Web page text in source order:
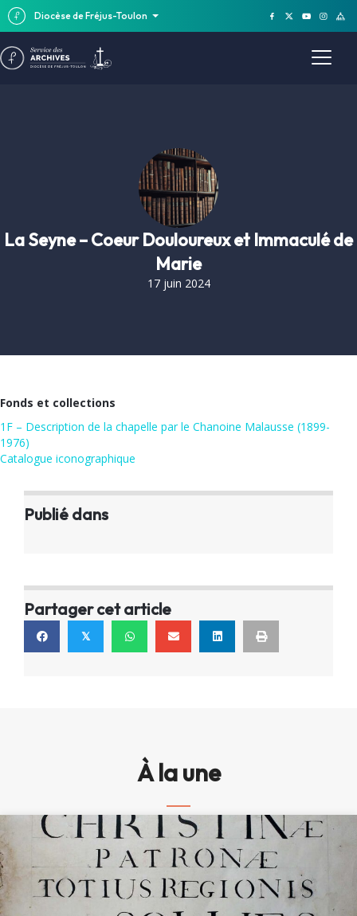
Diocèse de Fréjus-Toulon
La Seyne – Coeur Douloureux et Immaculé de
Marie
17 juin 2024
Fonds et collections
1F – Description de la chapelle par le Chanoine Malausse (1899-
1976)
Catalogue iconographique
Publié dans
Partager cet article
𝕏
À la une